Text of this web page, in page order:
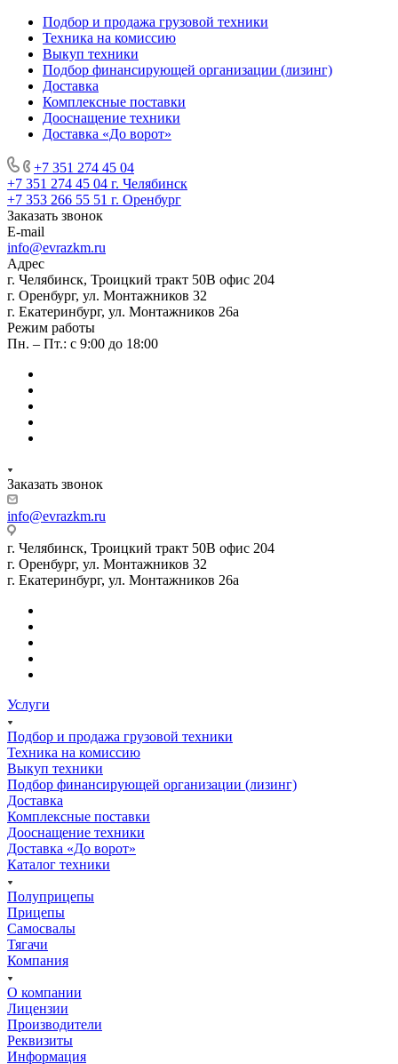
Подбор и продажа грузовой техники
Техника на комиссию
Выкуп техники
Подбор финансирующей организации (лизинг)
Доставка
Комплексные поставки
Дооснащение техники
Доставка «До ворот»
+7 351 274 45 04
+7 351 274 45 04 г. Челябинск
+7 353 266 55 51 г. Оренбург
Заказать звонок
E-mail
info@evrazkm.ru
Адрес
г. Челябинск, Троицкий тракт 50В офис 204
г. Оренбург, ул. Монтажников 32
г. Екатеринбург, ул. Монтажников 26а
Режим работы
Пн. – Пт.: с 9:00 до 18:00
Заказать звонок
info@evrazkm.ru
г. Челябинск, Троицкий тракт 50В офис 204
г. Оренбург, ул. Монтажников 32
г. Екатеринбург, ул. Монтажников 26а
Услуги
Подбор и продажа грузовой техники
Техника на комиссию
Выкуп техники
Подбор финансирующей организации (лизинг)
Доставка
Комплексные поставки
Дооснащение техники
Доставка «До ворот»
Каталог техники
Полуприцепы
Прицепы
Самосвалы
Тягачи
Компания
О компании
Лицензии
Производители
Реквизиты
Информация